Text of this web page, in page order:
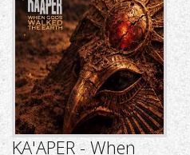
KA'APER - When